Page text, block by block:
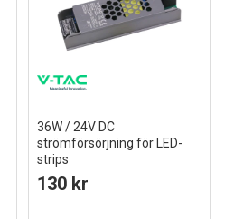
36W / 24V DC
strömförsörjning för LED-
strips
1,5A, IP20, Slim
130 kr